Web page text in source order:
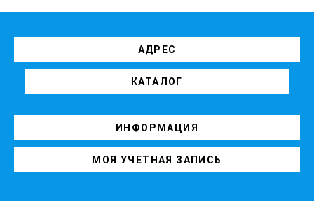
АДРЕС
КАТАЛОГ
ИНФОРМАЦИЯ
МОЯ УЧЕТНАЯ ЗАПИСЬ